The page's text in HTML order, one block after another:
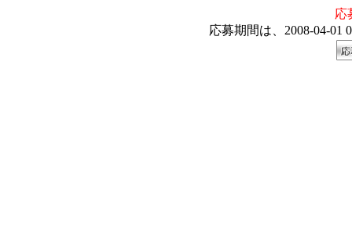
応
応募期間は、2008-04-01